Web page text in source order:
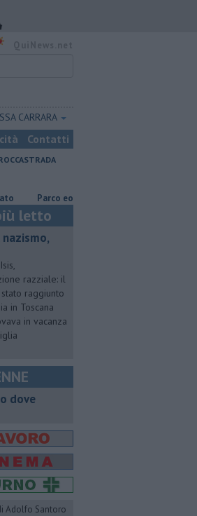
CARRARA
Contatti
Parco eolico in mare, Confagricoltura
letto
razziale: il
raggiunto
in Toscana
in vacanza
dove
Adolfo Santoro